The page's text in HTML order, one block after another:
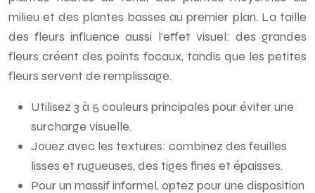
milieu et des plantes basses au premier plan. La taille
des fleurs influence aussi l’effet visuel: des grandes
fleurs créent des points focaux, tandis que les petites
fleurs servent de remplissage.
Utilisez 3 à 5 couleurs principales pour éviter une
surcharge visuelle.
Jouez avec les textures: combinez des feuilles
lisses et rugueuses, des tiges fines et épaisses.
Pour un massif informel, optez pour une disposition